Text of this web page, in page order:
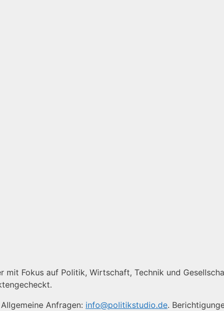
Fokus auf Politik, Wirtschaft, Technik und
Anfragen: info@politikstudio.de.